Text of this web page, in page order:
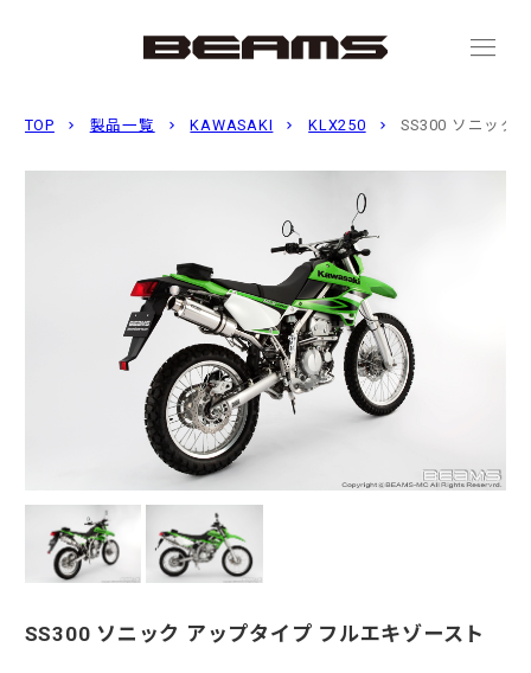
menu
TOP 製品一覧 KAWASAKI KLX250 SS300 ソニック
SS300 ソニック アップタイプ フルエキゾースト